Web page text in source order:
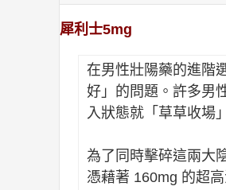
犀利士5mg
在男性壯陽藥的進階
好」的問題。許多男
入狀態就「草草收場
為了同時擊碎這兩大
憑藉著 160mg 的超